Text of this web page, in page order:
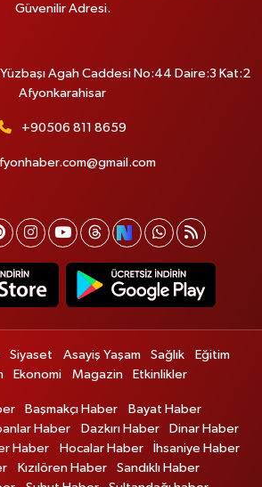
Güvenilir Adresi.
Agah Caddesi No:44 Daire:3 Kat:2
Afyonkarahisar
+90506 811 8659
Siyaset Asayiş Yaşam Sağlık
Eğitim
Ekonomi Magazin Etkinlikler
Başmakçı Haber
Bayat Haber
Haber Dazkırı Haber
Dinar Haber
Haber Hocalar Haber
İhsaniye Haber
Kızılören Haber
Sandıklı Haber